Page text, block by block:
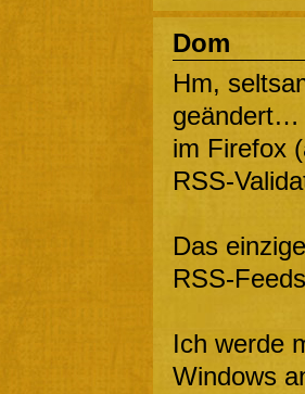
Dom
Hm,
geändert…
im Firefox
RSS-
Das
RSS-
Ich werde
Windows